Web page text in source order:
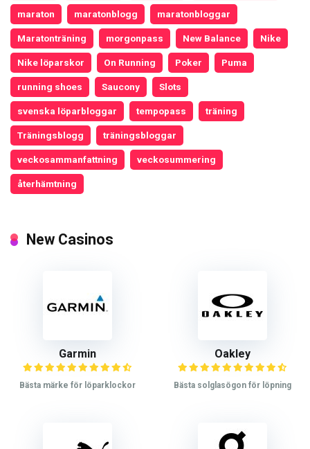
maraton maratonblogg maratonbloggar
Maratonträning morgonpass New Balance Nike
Nike löparskor On Running Poker Puma
running shoes Saucony Slots
svenska löparbloggar tempopass träning
Träningsblogg träningsbloggar
veckosammanfattning veckosummering
återhämtning
New Casinos
Garmin
Bästa märke för löparklockor
Oakley
Bästa solglasögon för löpning